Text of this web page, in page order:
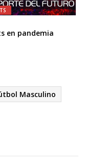
en pandemia
Masculino